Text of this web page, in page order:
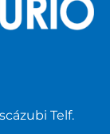
Telf.